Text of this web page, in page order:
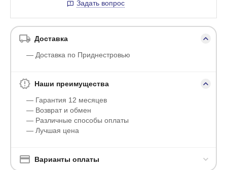
Задать вопрос
Доставка
— Доставка по Приднестровью
Наши преимущества
— Гарантия 12 месяцев
— Возврат и обмен
— Различные способы оплаты
— Лучшая цена
Варианты оплаты